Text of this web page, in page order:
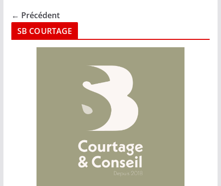
← Précédent
SB COURTAGE